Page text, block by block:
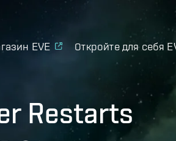
EVE Откройте для себя
Restarts